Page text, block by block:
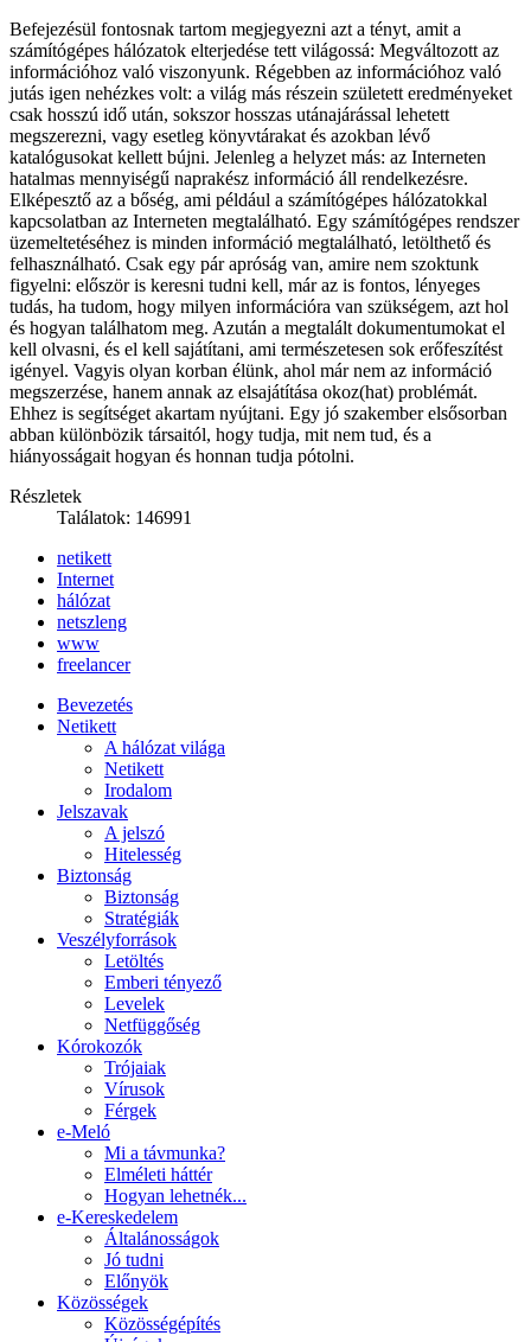
Befejezésül fontosnak tartom megjegyezni azt a tényt, amit a
számítógépes hálózatok elterjedése tett világossá: Megváltozott az
információhoz való viszonyunk. Régebben az információhoz való
jutás igen nehézkes volt: a világ más részein született eredményeket
csak hosszú idő után, sokszor hosszas utánajárással lehetett
megszerezni, vagy esetleg könyvtárakat és azokban lévő
katalógusokat kellett bújni. Jelenleg a helyzet más: az Interneten
hatalmas mennyiségű naprakész információ áll rendelkezésre.
Elképesztő az a bőség, ami például a számítógépes hálózatokkal
kapcsolatban az Interneten megtalálható. Egy számítógépes rendszer
üzemeltetéséhez is minden információ megtalálható, letölthető és
felhasználható. Csak egy pár apróság van, amire nem szoktunk
figyelni: először is keresni tudni kell, már az is fontos, lényeges
tudás, ha tudom, hogy milyen információra van szükségem, azt hol
és hogyan találhatom meg. Azután a megtalált dokumentumokat el
kell olvasni, és el kell sajátítani, ami természetesen sok erőfeszítést
igényel. Vagyis olyan korban élünk, ahol már nem az információ
megszerzése, hanem annak az elsajátítása okoz(hat) problémát.
Ehhez is segítséget akartam nyújtani. Egy jó szakember elsősorban
abban különbözik társaitól, hogy tudja, mit nem tud, és a
hiányosságait hogyan és honnan tudja pótolni.
Részletek
Találatok: 146991
netikett
Internet
hálózat
netszleng
www
freelancer
Bevezetés
Netikett
A hálózat világa
Netikett
Irodalom
Jelszavak
A jelszó
Hitelesség
Biztonság
Biztonság
Stratégiák
Veszélyforrások
Letöltés
Emberi tényező
Levelek
Netfüggőség
Kórokozók
Trójaiak
Vírusok
Férgek
e-Meló
Mi a távmunka?
Elméleti háttér
Hogyan lehetnék...
e-Kereskedelem
Általánosságok
Jó tudni
Előnyök
Közösségek
Közösségépítés